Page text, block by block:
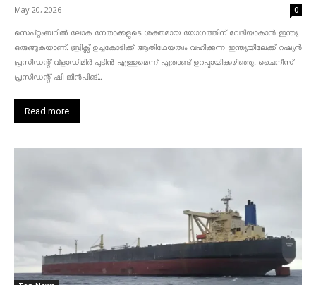
May 20, 2026 0
സെപ്റ്റംബറിൽ ലോക നേതാക്കളുടെ ശക്തമായ യോഗത്തിന് വേദിയാകാൻ ഇന്ത്യ
ഒരുങ്ങുകയാണ്. ബ്രിക്സ് ഉച്ചകോടിക്ക് ആതിഥേയത്വം വഹിക്കുന്ന ഇന്ത്യയിലേക്ക് റഷ്യൻ
പ്രസിഡന്റ് വ്‌ളാഡിമിർ പുടിൻ എത്തുമെന്ന് ഏതാണ്ട് ഉറപ്പായിക്കഴിഞ്ഞു. ചൈനീസ്
പ്രസിഡന്റ് ഷി ജിൻപിങ്...
Read more